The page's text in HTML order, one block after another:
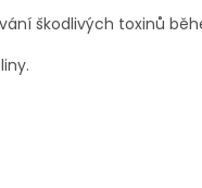
škodlivých toxinů